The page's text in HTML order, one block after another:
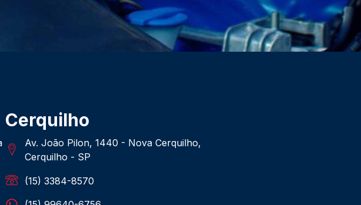
Cerquilho
Av. João Pilon, 1440 - Nova Cerquilho,
Cerquilho - SP
(15) 3384-8570